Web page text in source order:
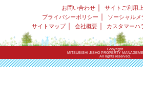
お問い合わせ ｜ サイトご利用
プライバシーポリシー ｜ ソーシャル
サイトマップ｜ 会社概要｜ カスタマーハ
Copyright
MITSUBISHI JISHO PROPERTY
All rights reserved.